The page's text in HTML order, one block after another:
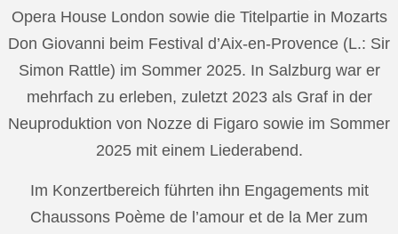
Opera House London sowie die Titelpartie in Mozarts
Don Giovanni beim Festival d’Aix-en-Provence (L.: Sir
Simon Rattle) im Sommer 2025. In Salzburg war er
mehrfach zu erleben, zuletzt 2023 als Graf in der
Neuproduktion von Nozze di Figaro sowie im Sommer
2025 mit einem Liederabend.
Im Konzertbereich führten ihn Engagements mit
Chaussons Poème de l’amour et de la Mer zum